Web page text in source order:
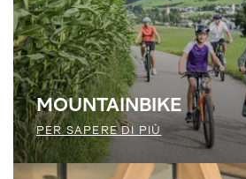
MOUNTAINBIKE
PER SAPERE DI PIÙ